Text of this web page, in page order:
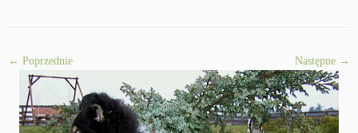
← Poprzednie Następne →